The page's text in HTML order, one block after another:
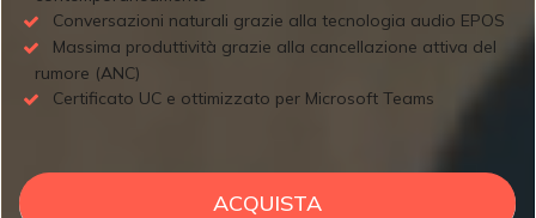
Conversazioni naturali grazie alla tecnologia audio EPOS
Massima produttività grazie alla cancellazione attiva del
rumore (ANC)
Certificato UC e ottimizzato per Microsoft Teams
ACQUISTA